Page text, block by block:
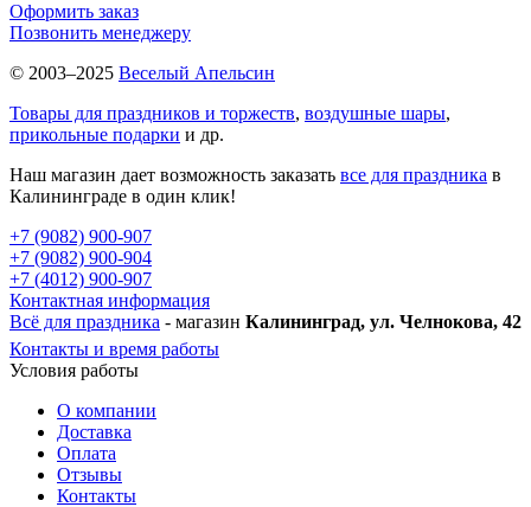
Оформить заказ
Позвонить менеджеру
© 2003–2025 Веселый Апельсин
Товары для праздников и торжеств, воздушные шары,
прикольные подарки и др.
Наш магазин дает возможность заказать все для праздника в
Калининграде в один клик!
+7 (9082) 900-907
+7 (9082) 900-904
+7 (4012) 900-907
Контактная информация
Всё для праздника - магазин Калининград, ул. Челнокова, 42
Контакты и время работы
Условия работы
О компании
Доставка
Оплата
Отзывы
Контакты